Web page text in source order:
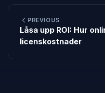
PREVIOUS
Låsa upp ROI: Hur
licenskostnader